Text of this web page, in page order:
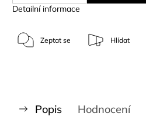
Detailní informace
Zeptat se Hlídat
Popis Hodnocení